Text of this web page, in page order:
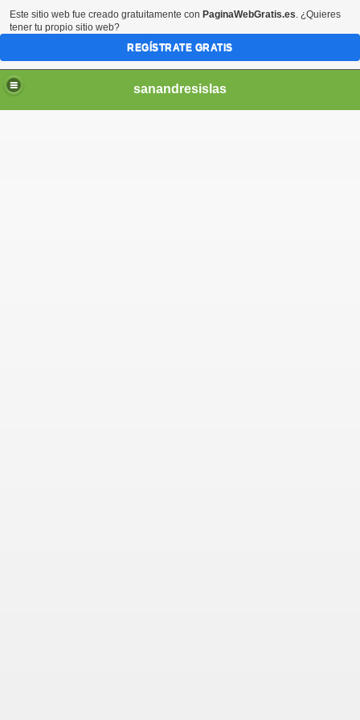
sanandresislas
Este sitio web fue creado gratuitamente con PaginaWebGratis.es. ¿Quieres
tener tu propio sitio web?
REGÍSTRATE GRATIS